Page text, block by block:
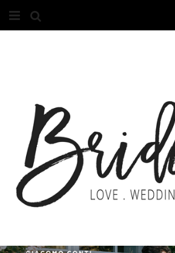
O NAS
KONTAKT
REKLAMA
ADVERTISING